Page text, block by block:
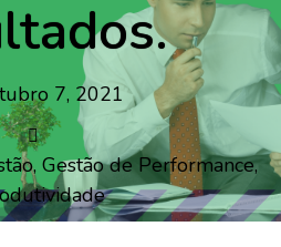
7, 2021
, Gestão de Performance,